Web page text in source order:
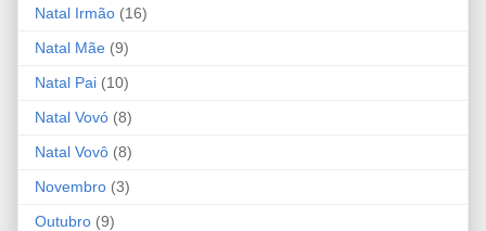
Natal Irmão (16)
Natal Mãe (9)
Natal Pai (10)
Natal Vovó (8)
Natal Vovô (8)
Novembro (3)
Outubro (9)